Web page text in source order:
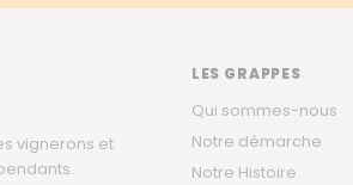
vignerons et
LES GRAPPES
Qui sommes-nous
Notre démarche
Notre Histoire